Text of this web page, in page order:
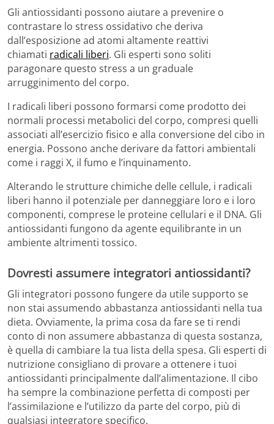
Gli antiossidanti possono aiutare a prevenire o
contrastare lo stress ossidativo che deriva
dall’esposizione ad atomi altamente reattivi
chiamati radicali liberi. Gli esperti sono soliti
paragonare questo stress a un graduale
arrugginimento del corpo.
I radicali liberi possono formarsi come prodotto dei
normali processi metabolici del corpo, compresi quelli
associati all’esercizio fisico e alla conversione del cibo in
energia. Possono anche derivare da fattori ambientali
come i raggi X, il fumo e l’inquinamento.
Alterando le strutture chimiche delle cellule, i radicali
liberi hanno il potenziale per danneggiare loro e i loro
componenti, comprese le proteine ​​cellulari e il DNA. Gli
antiossidanti fungono da agente equilibrante in un
ambiente altrimenti tossico.
Dovresti assumere integratori antiossidanti?
Gli integratori possono fungere da utile supporto se
non stai assumendo abbastanza antiossidanti nella tua
dieta. Ovviamente, la prima cosa da fare se ti rendi
conto di non assumere abbastanza di questa sostanza,
è quella di cambiare la tua lista della spesa. Gli esperti di
nutrizione consigliano di provare a ottenere i tuoi
antiossidanti principalmente dall’alimentazione. Il cibo
ha sempre la combinazione perfetta di composti per
l’assimilazione e l’utilizzo da parte del corpo, più di
qualsiasi integratore specifico.